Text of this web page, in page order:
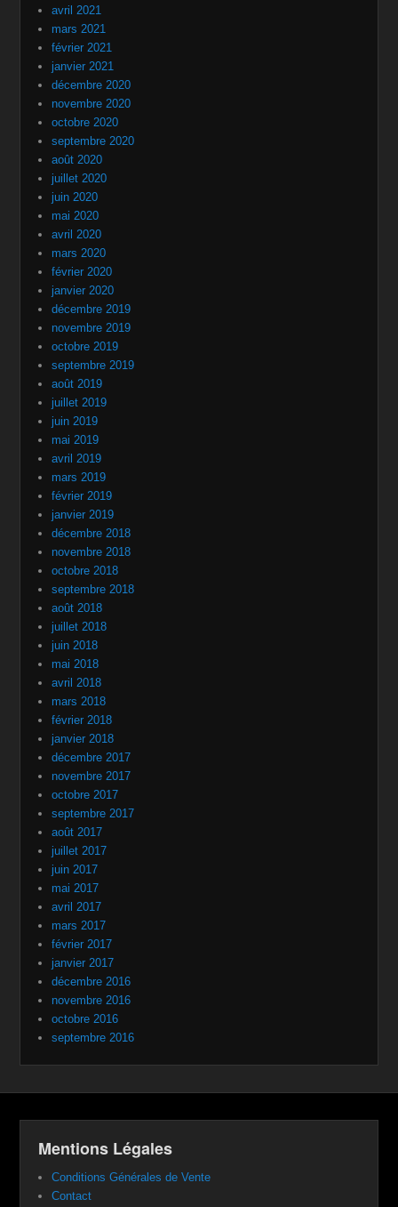
avril 2021
mars 2021
février 2021
janvier 2021
décembre 2020
novembre 2020
octobre 2020
septembre 2020
août 2020
juillet 2020
juin 2020
mai 2020
avril 2020
mars 2020
février 2020
janvier 2020
décembre 2019
novembre 2019
octobre 2019
septembre 2019
août 2019
juillet 2019
juin 2019
mai 2019
avril 2019
mars 2019
février 2019
janvier 2019
décembre 2018
novembre 2018
octobre 2018
septembre 2018
août 2018
juillet 2018
juin 2018
mai 2018
avril 2018
mars 2018
février 2018
janvier 2018
décembre 2017
novembre 2017
octobre 2017
septembre 2017
août 2017
juillet 2017
juin 2017
mai 2017
avril 2017
mars 2017
février 2017
janvier 2017
décembre 2016
novembre 2016
octobre 2016
septembre 2016
Mentions Légales
Conditions Générales de Vente
Contact